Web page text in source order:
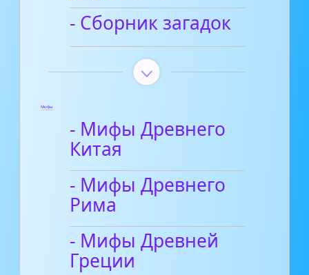
- Сборник загадок
Мифы
- Мифы Древнего
Китая
- Мифы Древнего
Рима
- Мифы Древней
Греции